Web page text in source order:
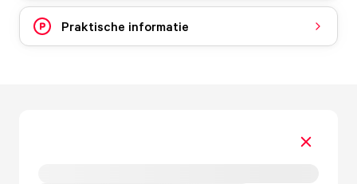
Praktische informatie